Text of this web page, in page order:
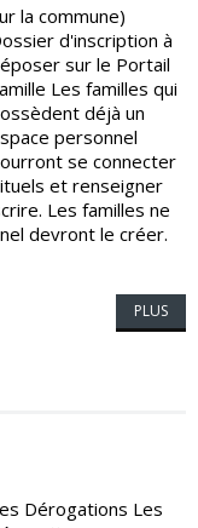
la commune)
d'inscription à
sur le Portail
Les familles qui
déjà un
personnel
se connecter
et renseigner
Les familles ne
devront le créer.
PLUS
Dérogations Les